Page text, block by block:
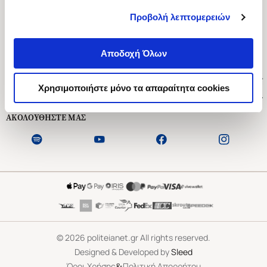
Προβολή λεπτομερειών
Αποδοχή Όλων
Χρησιμοποιήστε μόνο τα απαραίτητα cookies
Ασκληπιού 1-3, Αθήνα 106 79
Δευτέρα - Παρασκευή 09:00-21:00
Εξυπηρέτηση Πελατών
ΑΚΟΛΟΥΘΗΣΤΕ ΜΑΣ
©2026 politeianet.gr All rights reserved.
Designed & Developed bySleed